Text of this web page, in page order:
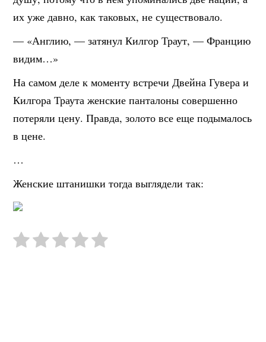
их уже давно, как таковых, не существовало.
— «Англию, — затянул Килгор Траут, — Францию
видим…»
На самом деле к моменту встречи Двейна Гувера и
Килгора Траута женские панталоны совершенно
потеряли цену. Правда, золото все еще подымалось
в цене.
…
Женские штанишки тогда выглядели так: